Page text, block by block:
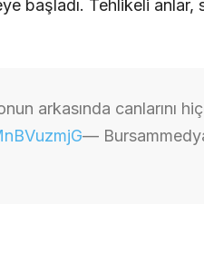
başladı. Tehlikeli anlar,
arkasında canlarını
—